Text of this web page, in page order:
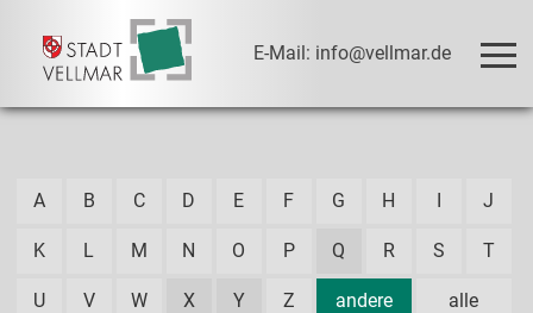
E-Mail: info@vellmar.de
alle
A B C D E F G H I J
K L M N O P Q R S T
U V W X Y Z andere